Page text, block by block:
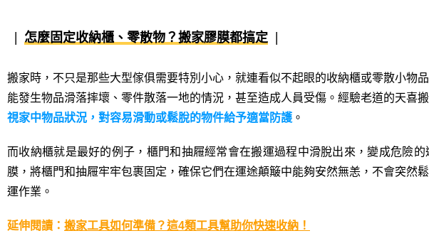
怎麼固定收納櫃、零散物？搬家膠膜都搞定
搬家時，不只是那些大型傢俱需要特別小心，就連看似不起眼的收納櫃或零散小物
能發生物品滑落摔壞、零件散落一地的情況，甚至造成人員受傷。經驗老道的天喜
視家中物品狀況，對容易滑動或鬆脫的物件給予適當防護 。
而收納櫃就是最好的例子，櫃門和抽屜經常會在搬運過程中滑脫出來，變成危險
膜，將櫃門和抽屜牢牢包裹固定，確保它們在運途顛簸中能夠安然無恙，不會突然
運作業。
延伸閱讀 ： 搬家工具如何準備？這4類工具幫助你快速收納！